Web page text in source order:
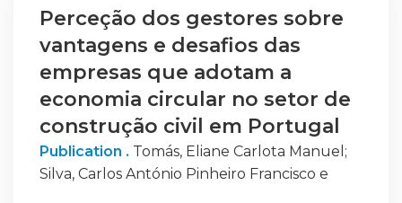
ajudar a realizar uma docagem eficiente.
Todos estes pontos serão descritos com base
no conhecimento adquirido pelo autor na
sua atividade profissional, pela pesquisa e
análise de documentos relacionados com os
temas referidos neste trabalho. Na
preparação da docagem e descrição da
mesma, será apresentado o processo de
Perceção dos gestores sobre
vantagens e desafios das
empresas que adotam a
economia circular no setor de
construção civil em Portugal
Publication . Tomás, Eliane Carlota Manuel ;
Silva, Carlos António Pinheiro Francisco e